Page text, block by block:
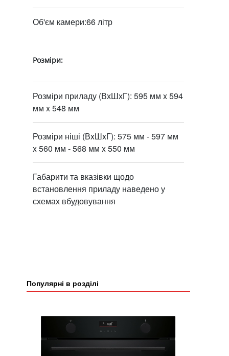
Об'єм камери:66 літр
Розміри:
Розміри приладу (ВхШхГ): 595 мм x 594
мм x 548 мм
Розміри ніші (ВxШxГ): 575 мм - 597 мм
x 560 мм - 568 мм x 550 мм
Габарити та вказівки щодо
встановлення приладу наведено у
схемах вбудовування
Популярні в розділі